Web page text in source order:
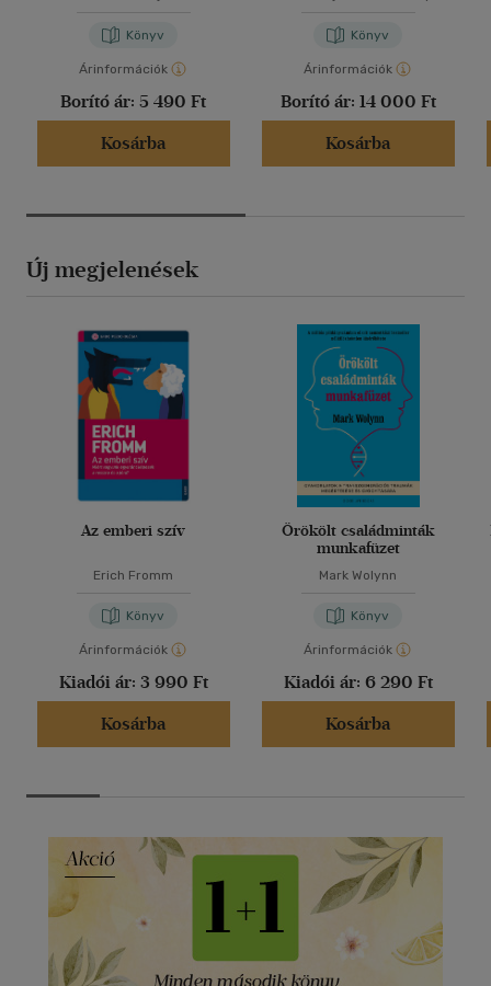
Könyv
Árinformációk
Borító ár: 5 490 Ft
Kosárba
Könyv
Árinformációk
Borító ár: 14 000 Ft
Kosárba
Új megjelenések
Az emberi szív
Erich Fromm
Könyv
Árinformációk
Kiadói ár: 3 990 Ft
Kosárba
Örökölt családminták
munkafüzet
Mark Wolynn
Könyv
Árinformációk
Kiadói ár: 6 290 Ft
Kosárba